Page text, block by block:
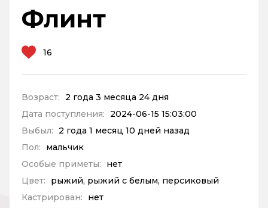
Флинт
16
Возраст:
2 года 3 месяца 24 дня
Дата поступления:
2024-06-15 15:03:00
Выбыл:
2 года 1 месяц 10 дней назад
Пол:
мальчик
Особые приметы:
нет
Цвет:
рыжий, рыжий с белым, персиковый
Кастрирован:
нет